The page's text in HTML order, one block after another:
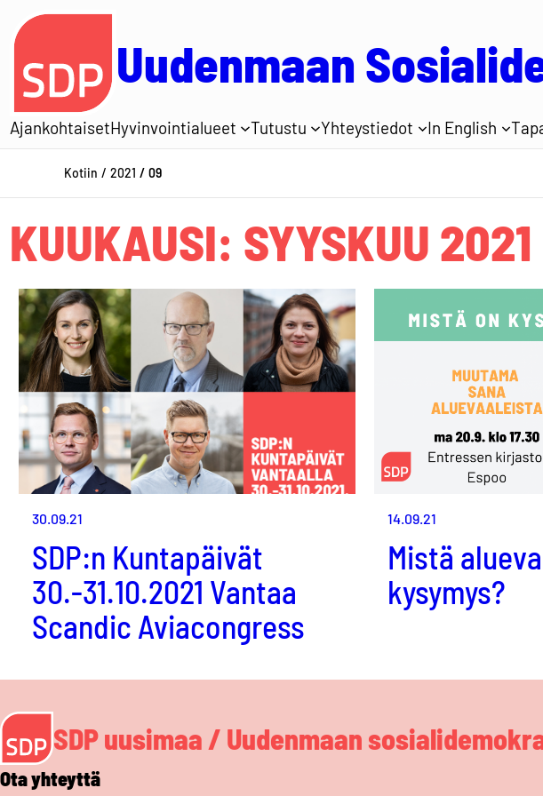
Siirry
sisältöön
Uudenmaan
AjankohtaisetHyvinvointialueet Tutustu Yhteystiedot In English
Kotiin 2021 09
KUUKAUSI: SYYSKUU 2021
30.09.21
SDP:n Kuntapäivät
30.-31.10.2021 Vantaa
Scandic Aviacongress
14.09.21
Mistä
kysymys?
SDP uusimaa / Uudenmaan
Ota yhteyttä